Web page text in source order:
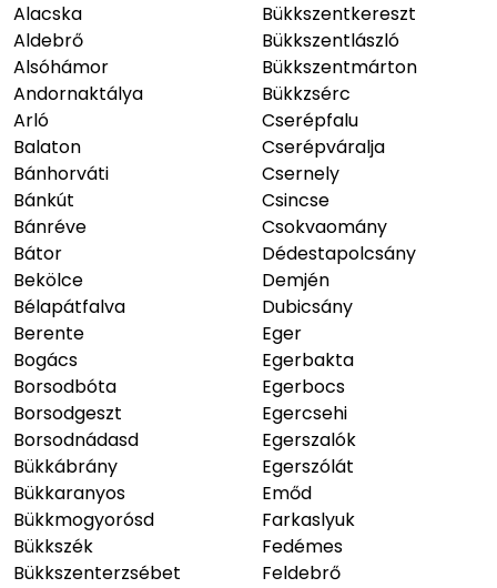
Alacska
Aldebrő
Alsóhámor
Andornaktálya
Arló
Balaton
Bánhorváti
Bánkút
Bánréve
Bátor
Bekölce
Bélapátfalva
Berente
Bogács
Borsodbóta
Borsodgeszt
Borsodnádasd
Bükkábrány
Bükkaranyos
Bükkmogyorósd
Bükkszék
Bükkszenterzsébet
Bükkszentkereszt
Bükkszentlászló
Bükkszentmárton
Bükkzsérc
Cserépfalu
Cserépváralja
Csernely
Csincse
Csokvaomány
Dédestapolcsány
Demjén
Dubicsány
Eger
Egerbakta
Egerbocs
Egercsehi
Egerszalók
Egerszólát
Emőd
Farkaslyuk
Fedémes
Feldebrő